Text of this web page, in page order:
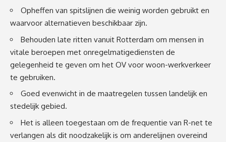
Opheffen van spitslijnen die weinig worden gebruikt en
waarvoor alternatieven beschikbaar zijn.
Behouden late ritten vanuit Rotterdam om mensen in
vitale beroepen met onregelmatigediensten de
gelegenheid te geven om het OV voor woon-werkverkeer
te gebruiken.
Goed evenwicht in de maatregelen tussen landelijk en
stedelijk gebied.
Het is alleen toegestaan om de frequentie van R-net te
verlangen als dit noodzakelijk is om anderelijnen overeind